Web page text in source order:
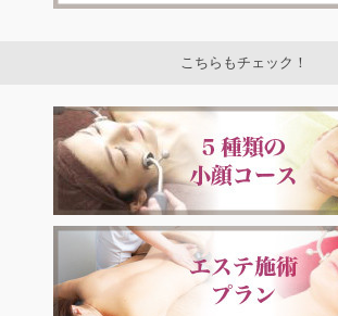
こちらもチェック！